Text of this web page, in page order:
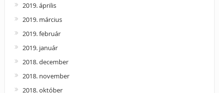
2019. április
2019. március
2019. február
2019. január
2018. december
2018. november
2018. október